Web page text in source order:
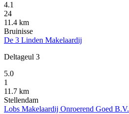
4.1
24
11.4 km
Bruinisse
De 3 Linden Makelaardij
Deltageul 3
5.0
1
11.7 km
Stellendam
Lobs Makelaardij Onroerend Goed B.V.